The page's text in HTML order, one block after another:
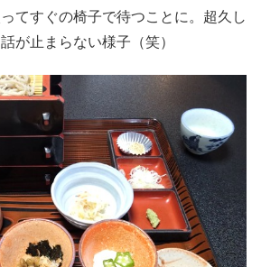
てすぐの椅子で待つことに。超久し
が止まらない様子（笑）